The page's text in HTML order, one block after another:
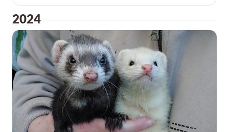
2024